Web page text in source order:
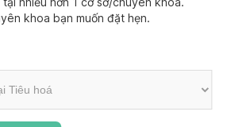
khoa bạn muốn đặt hẹn.